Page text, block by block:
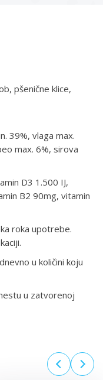
pšenične klice,
39%, vlaga max.
max. 6%, sirova
D3 1.500 IJ,
B2 90mg, vitamin
roka upotrebe.
u količini koju
u zatvorenoj